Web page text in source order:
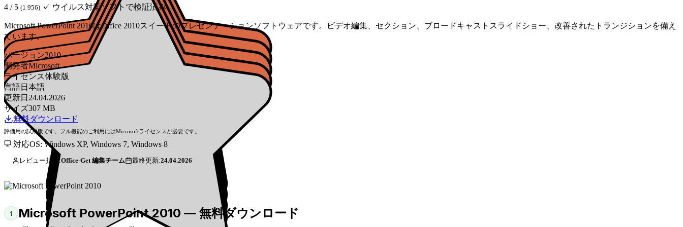
4 / 5 (1 956) ✓ ウイルス対策ソフトで検証済み
Microsoft PowerPoint 2010はOffice 2010スイートのプレゼンテーションソフトウェアです。ビデオ編集、セクション、ブロードキャストスライドショー、改善されたトランジションを備え
ています。
バージョン2010
開発者Microsoft
ライセンス体験版
言語日本語
更新日 24.04.2026
サイズ307 MB
無料ダウンロード
評価用の試用版です。フル機能のご利用にはMicrosoftライセンスが必要です。
対応OS: Windows XP, Windows 7, Windows 8
レビュー担当:Office-Get 編集チーム 最終更新:24.04.2026
1 Microsoft PowerPoint 2010 — 無料ダウンロード